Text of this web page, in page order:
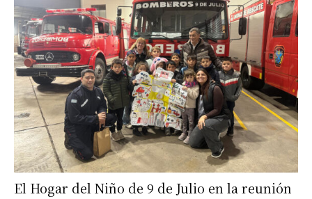
El Hogar del Niño de 9 de Julio en la reunión